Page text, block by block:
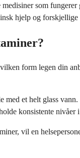
som
hjelp og forskjellige
form legen din
med et helt glass
konsistente nivåer
vil en